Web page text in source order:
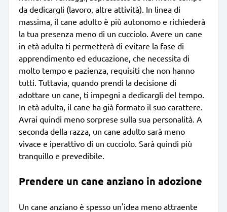
da dedicargli (lavoro, altre attività). In linea di
massima, il cane adulto è più autonomo e richiederà
la tua presenza meno di un cucciolo. Avere un cane
in età adulta ti permetterà di evitare la fase di
apprendimento ed educazione, che necessita di
molto tempo e pazienza, requisiti che non hanno
tutti. Tuttavia, quando prendi la decisione di
adottare un cane, ti impegni a dedicargli del tempo.
In età adulta, il cane ha già formato il suo carattere.
Avrai quindi meno sorprese sulla sua personalità. A
seconda della razza, un cane adulto sarà meno
vivace e iperattivo di un cucciolo. Sarà quindi più
tranquillo e prevedibile.
Prendere un cane anziano in adozione
Un cane anziano è spesso un'idea meno attraente